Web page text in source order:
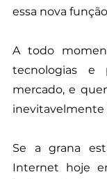
essa nova
A todo
tecnologias e
mercado, e
inevitavelmente
Se a grana
Internet hoje